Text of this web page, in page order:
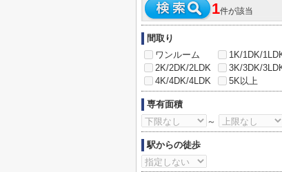
1件が該当
間取り
ワンルーム
1K/1DK/
2K/2DK/2LDK
3K/3DK/
4K/4DK/4LDK
5K以上
専有面積
～
駅からの徒歩